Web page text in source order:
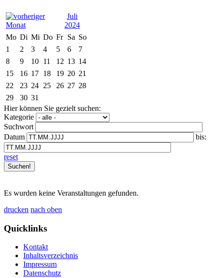
Juli
2024
Mo Di Mi Do Fr Sa So
1
2 3 4 5 6
7
8
9 10 11 12 13 14
15
16 17 18 19 20 21
22
23 24 25 26 27 28
29
30 31
Hier können Sie gezielt suchen:
Kategorie
Suchwort
Datum
bis:
reset
Es wurden keine Veranstaltungen gefunden.
drucken nach oben
Quicklinks
Kontakt
Inhaltsverzeichnis
Impressum
Datenschutz